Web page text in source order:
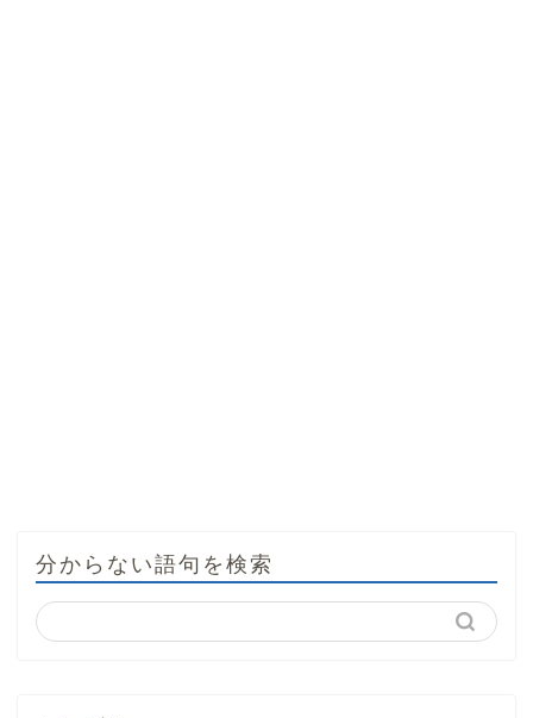
分からない語句を検索